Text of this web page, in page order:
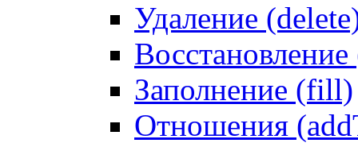
Удаление
Заполнение (fill)
Отношения